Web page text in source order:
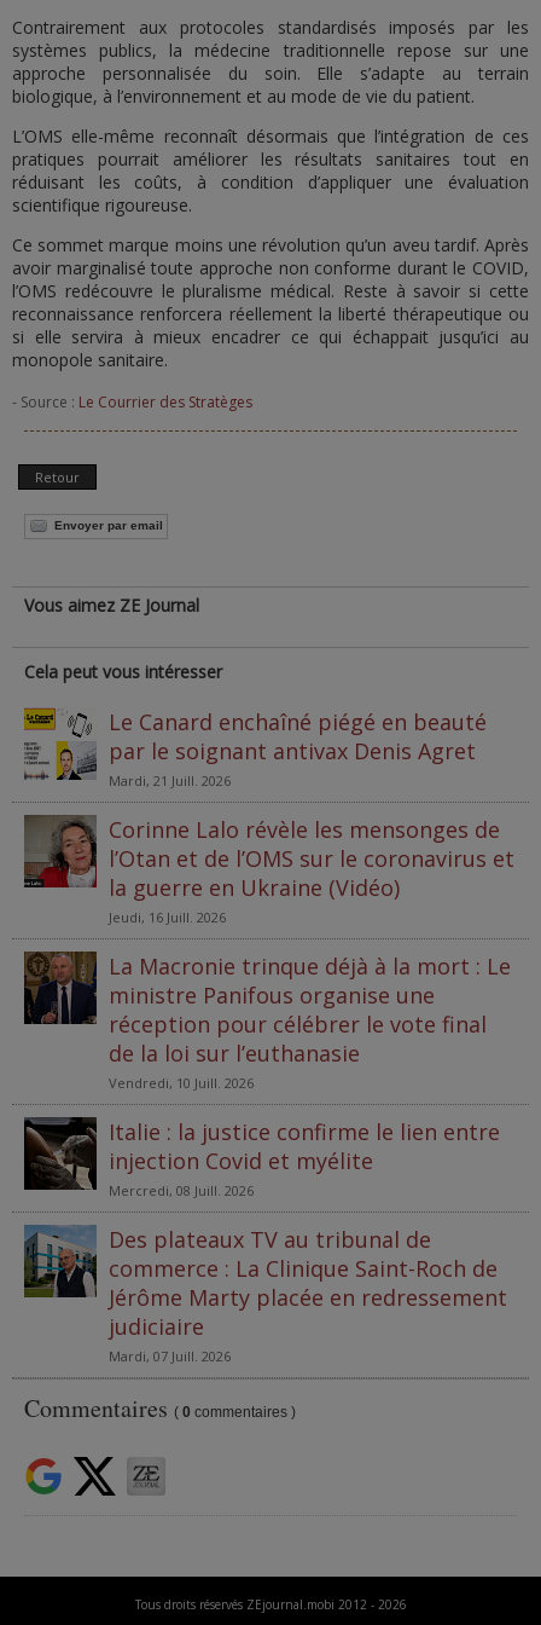
Contrairement aux protocoles standardisés imposés par les
systèmes publics, la médecine traditionnelle repose sur une
approche personnalisée du soin. Elle s’adapte au terrain
biologique, à l’environnement et au mode de vie du patient.
L’OMS elle-même reconnaît désormais que l’intégration de ces
pratiques pourrait améliorer les résultats sanitaires tout en
réduisant les coûts, à condition d’appliquer une évaluation
scientifique rigoureuse.
Ce sommet marque moins une révolution qu’un aveu tardif. Après
avoir marginalisé toute approche non conforme durant le COVID,
l’OMS redécouvre le pluralisme médical. Reste à savoir si cette
reconnaissance renforcera réellement la liberté thérapeutique ou
si elle servira à mieux encadrer ce qui échappait jusqu’ici au
monopole sanitaire.
- Source : Le Courrier des Stratèges
Retour
Envoyer par email
Vous aimez ZE Journal
Cela peut vous intéresser
Le Canard enchaîné piégé en beauté
par le soignant antivax Denis Agret
Mardi, 21 Juill. 2026
Corinne Lalo révèle les mensonges de
l’Otan et de l’OMS sur le coronavirus et
la guerre en Ukraine (Vidéo)
Jeudi, 16 Juill. 2026
La Macronie trinque déjà à la mort : Le
ministre Panifous organise une
réception pour célébrer le vote final
de la loi sur l’euthanasie
Vendredi, 10 Juill. 2026
Italie : la justice confirme le lien entre
injection Covid et myélite
Mercredi, 08 Juill. 2026
Des plateaux TV au tribunal de
commerce : La Clinique Saint-Roch de
Jérôme Marty placée en redressement
judiciaire
Mardi, 07 Juill. 2026
Commentaires ( 0 commentaires )
Tous droits réservés ZEjournal.mobi 2012 - 2026